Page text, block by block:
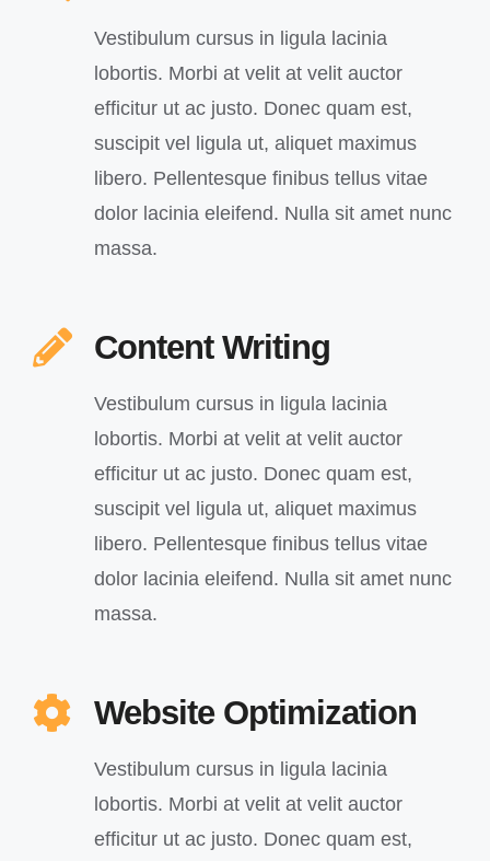
Vestibulum cursus in ligula lacinia
lobortis. Morbi at velit at velit auctor
efficitur ut ac justo. Donec quam est,
suscipit vel ligula ut, aliquet maximus
libero. Pellentesque finibus tellus vitae
dolor lacinia eleifend. Nulla sit amet nunc
massa.
Content Writing
Vestibulum cursus in ligula lacinia
lobortis. Morbi at velit at velit auctor
efficitur ut ac justo. Donec quam est,
suscipit vel ligula ut, aliquet maximus
libero. Pellentesque finibus tellus vitae
dolor lacinia eleifend. Nulla sit amet nunc
massa.
Website Optimization
Vestibulum cursus in ligula lacinia
lobortis. Morbi at velit at velit auctor
efficitur ut ac justo. Donec quam est,